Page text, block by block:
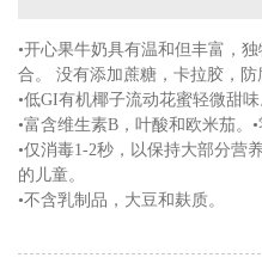
•开心果牛奶具有温和但丰富，
合。 没有添加蔗糖，卡拉胶，防
•低GI有机椰子流动花蜜轻微甜味
•富含维生素B，叶酸和欧米茄。
•仅消毒1-2秒，以保持大部分营
的儿童。
•不含乳制品，大豆和麸质。